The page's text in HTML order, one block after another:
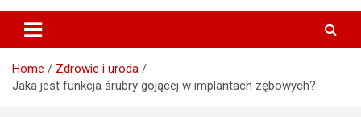
Cyberstacja.eu
Home
Zdrowie i uroda
Jaka jest funkcja śrubry gojącej w implantach zębowych?